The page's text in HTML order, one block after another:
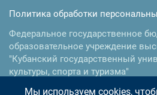
Политика обработки
Федеральное государственное
образовательное учреждение
"Кубанский государственный
культуры, спорта и туризма"
350015, г. Краснодар ,ул.им.
Мы используем cookies,